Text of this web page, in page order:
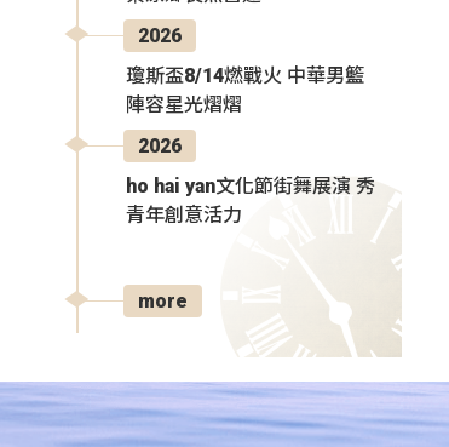
2026
瓊斯盃8/14燃戰火 中華男籃
陣容星光熠熠
2026
ho hai yan文化節街舞展演 秀
青年創意活力
more